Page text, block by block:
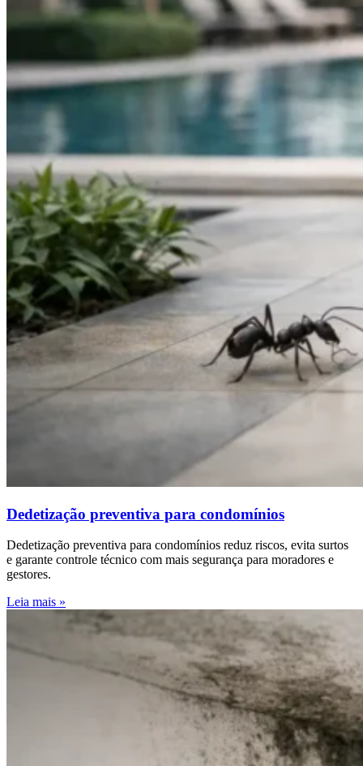
Dedetização preventiva para condomínios
Dedetização preventiva para condomínios reduz riscos, evita surtos
e garante controle técnico com mais segurança para moradores e
gestores.
Leia mais »